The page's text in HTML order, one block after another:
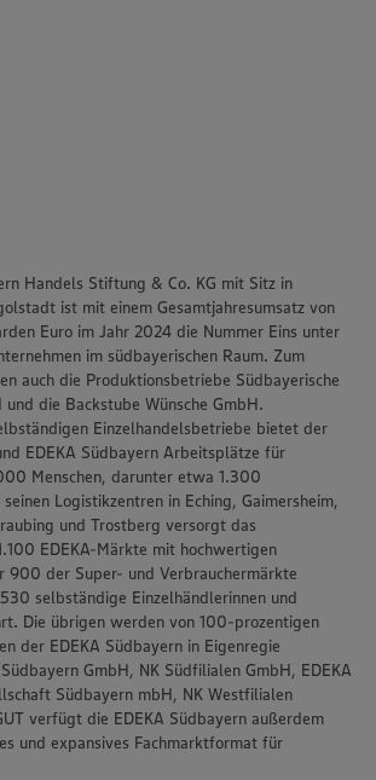
Handels Stiftung & Co. KG mit Sitz in
ist mit einem Gesamtjahresumsatz von
Euro im Jahr 2024 die Nummer Eins unter
im südbayerischen Raum. Zum
auch die Produktionsbetriebe Südbayerische
und die Backstube Wünsche GmbH.
Einzelhandelsbetriebe bietet der
EDEKA Südbayern Arbeitsplätze für
Menschen, darunter etwa 1.300
Logistikzentren in Eching, Gaimersheim,
und Trostberg versorgt das
EDEKA-Märkte mit hochwertigen
900 der Super- und Verbrauchermärkte
selbständige Einzelhändlerinnen und
Die übrigen werden von 100-prozentigen
der EDEKA Südbayern in Eigenregie
GmbH, NK Südfilialen GmbH, EDEKA
Südbayern mbH, NK Westfilialen
verfügt die EDEKA Südbayern außerdem
und expansives Fachmarktformat für